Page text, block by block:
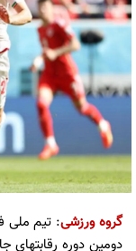
گروه ورزشی